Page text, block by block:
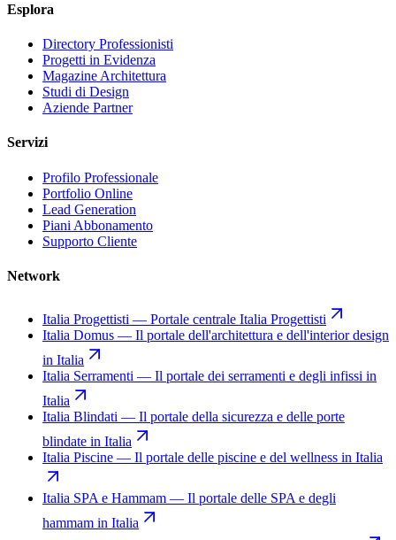
Esplora
Directory Professionisti
Progetti in Evidenza
Magazine Architettura
Studi di Design
Aziende Partner
Servizi
Profilo Professionale
Portfolio Online
Lead Generation
Piani Abbonamento
Supporto Cliente
Network
Italia Progettisti — Portale centrale Italia Progettisti
Italia Domus — Il portale dell'architettura e dell'interior design
in Italia
Italia Serramenti — Il portale dei serramenti e degli infissi in
Italia
Italia Blindati — Il portale della sicurezza e delle porte
blindate in Italia
Italia Piscine — Il portale delle piscine e del wellness in Italia
Italia SPA e Hammam — Il portale delle SPA e degli
hammam in Italia